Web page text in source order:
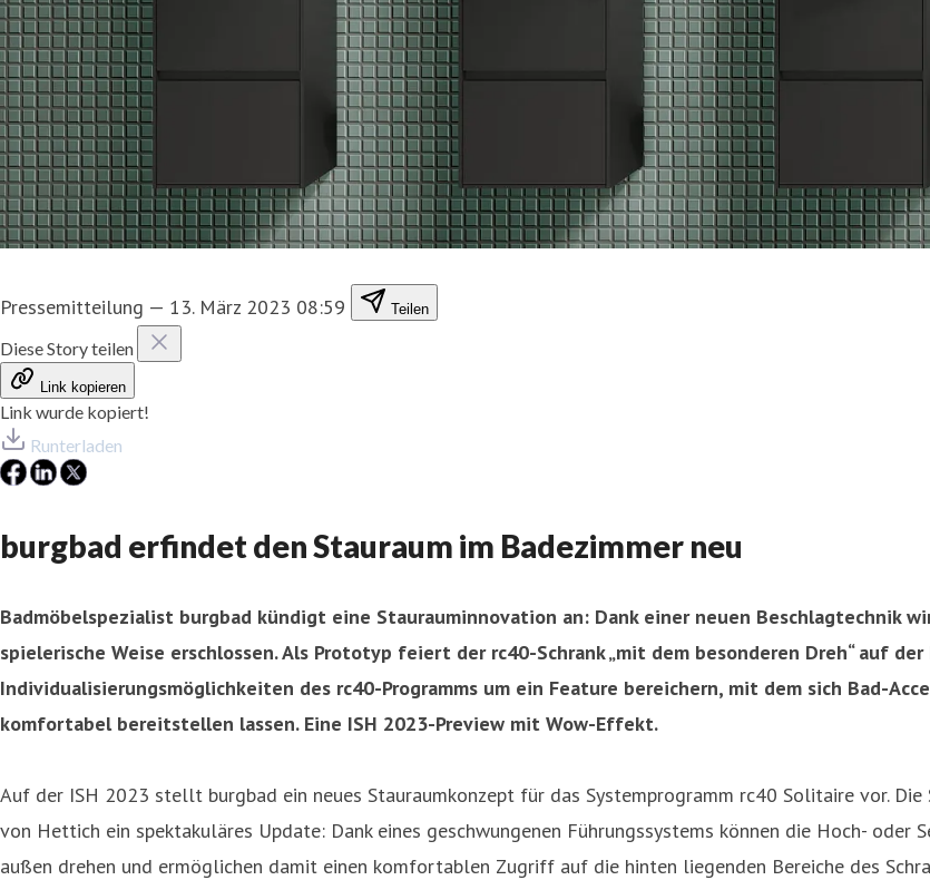
Pressemitteilung — 13. März 2023 08:59 Teilen
Diese Story teilen
Link kopieren
Link wurde kopiert!
Runterladen
burgbad erfindet den Stauraum im Badezimmer neu
Badmöbelspezialist burgbad kündigt eine Staurauminnovation an: Dank einer neuen Beschlagtechnik
spielerische Weise erschlossen. Als Prototyp feiert der rc40-Schrank „mit dem besonderen Dreh“ auf
Individualisierungsmöglichkeiten des rc40-Programms um ein Feature bereichern, mit dem sich Bad-
komfortabel bereitstellen lassen. Eine ISH 2023-Preview mit Wow-Effekt.
Auf der ISH 2023 stellt burgbad ein neues Stauraumkonzept für das Systemprogramm rc40 Solitaire vor.
von Hettich ein spektakuläres Update: Dank eines geschwungenen Führungssystems können die Hoch- oder
außen drehen und ermöglichen damit einen komfortablen Zugriff auf die hinten liegenden Bereiche des